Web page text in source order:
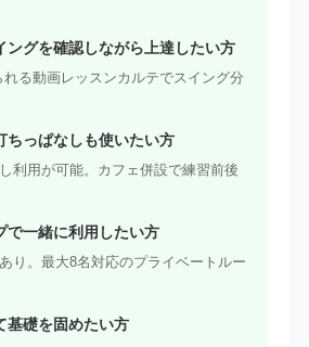
ングを確認しながら上達したい方
る動画レッスンカルテでスイング分
ちっぱなしも使いたい方
利用が可能。カフェ併設で練習前後
で一緒に利用したい方
り。最大8名対応のプライベートルー
基礎を固めたい方